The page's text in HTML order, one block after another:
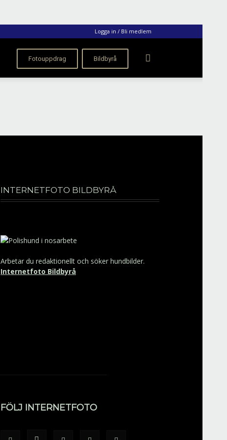
Logga in / Bli medlem
Fotouppdrag Bildbyrå
INTERNETFOTO BILDBYRÅ
Arbetar du redaktionellt och söker hundbilder.
Internetfoto Bildbyrå
FÖLJ INTERNETFOTO